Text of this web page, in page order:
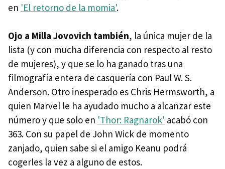
en 'El retorno de la momia'.
Ojo a Milla Jovovich también, la única mujer de la
lista (y con mucha diferencia con respecto al resto
de mujeres), y que se lo ha ganado tras una
filmografía entera de casquería con Paul W. S.
Anderson. Otro inesperado es Chris Hermsworth, a
quien Marvel le ha ayudado mucho a alcanzar este
número y que solo en 'Thor: Ragnarok' acabó con
363. Con su papel de John Wick de momento
zanjado, quien sabe si el amigo Keanu podrá
cogerles la vez a alguno de estos.